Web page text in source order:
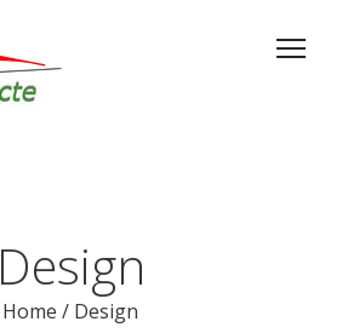
Design
Home / Design